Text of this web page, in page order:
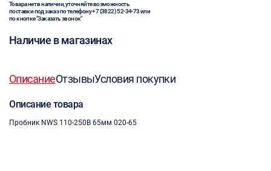
Товара нет в наличии, уточняйте возможность
поставки под заказ по телефону+7 (3822) 52-34-73или
по кнопке "Заказать звонок"
Наличие в магазинах
ОписаниеОтзывыУсловия покупки
Описание товара
Пробник NWS 110-250В 65мм 020-65